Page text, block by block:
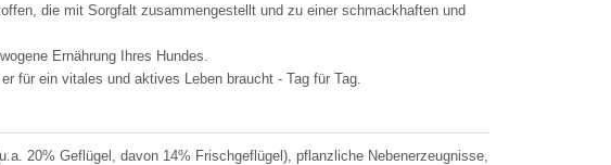
die mit Sorgfalt zusammengestellt und zu einer schmackhaften und
Ernährung Ihres Hundes.
für ein vitales und aktives Leben braucht - Tag für Tag.
20% Geflügel, davon 14% Frischgeflügel), pflanzliche Nebenerzeugnisse,